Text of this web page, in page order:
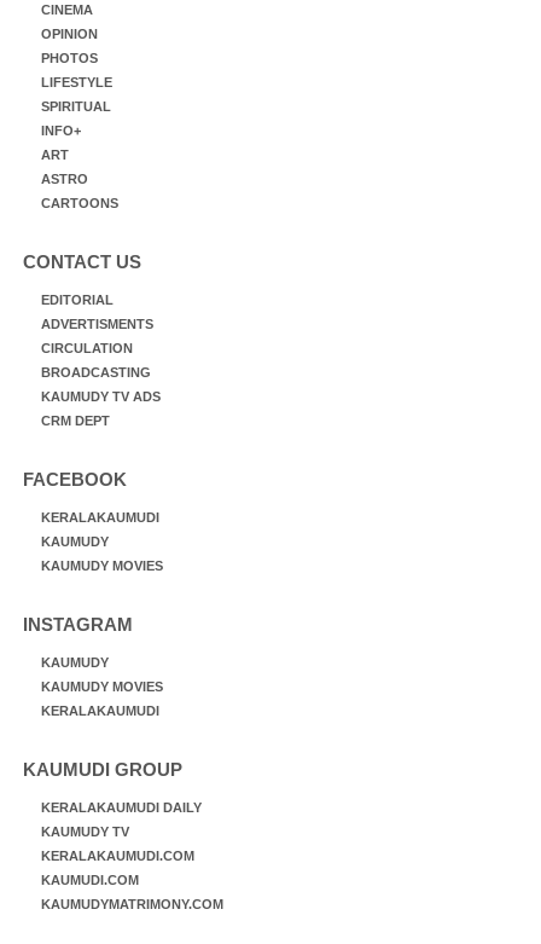
CINEMA
OPINION
PHOTOS
LIFESTYLE
SPIRITUAL
INFO+
ART
ASTRO
CARTOONS
CONTACT US
EDITORIAL
ADVERTISMENTS
CIRCULATION
BROADCASTING
KAUMUDY TV ADS
CRM DEPT
FACEBOOK
KERALAKAUMUDI
KAUMUDY
KAUMUDY MOVIES
INSTAGRAM
KAUMUDY
KAUMUDY MOVIES
KERALAKAUMUDI
KAUMUDI GROUP
KERALAKAUMUDI DAILY
KAUMUDY TV
KERALAKAUMUDI.COM
KAUMUDI.COM
KAUMUDYMATRIMONY.COM